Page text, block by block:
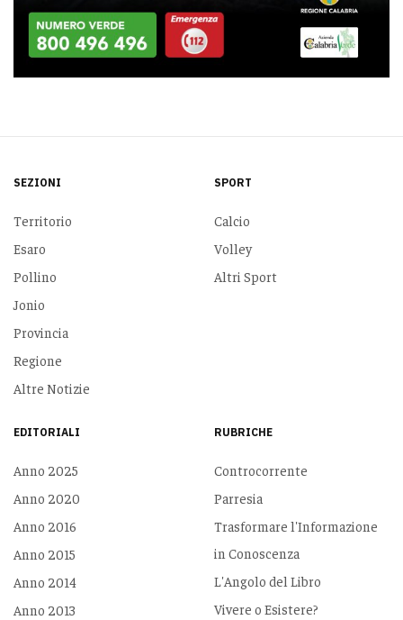
SEZIONI
Territorio
Esaro
Pollino
Jonio
Provincia
Regione
Altre Notizie
SPORT
Calcio
Volley
Altri Sport
EDITORIALI
Anno 2025
Anno 2020
Anno 2016
Anno 2015
Anno 2014
Anno 2013
RUBRICHE
Controcorrente
Parresia
Trasformare l'Informazione
in Conoscenza
L'Angolo del Libro
Vivere o Esistere?